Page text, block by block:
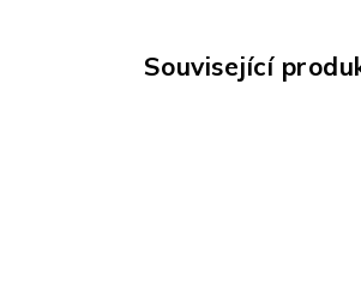
Související